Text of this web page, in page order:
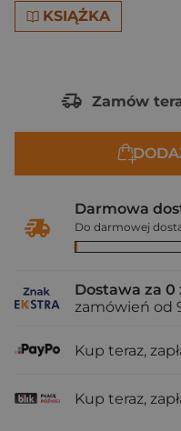
KSIĄŻKA
Zamów
Darmowa
Do darmowej
Dostawa za 0
zamówień od
Kup teraz,
Kup teraz,